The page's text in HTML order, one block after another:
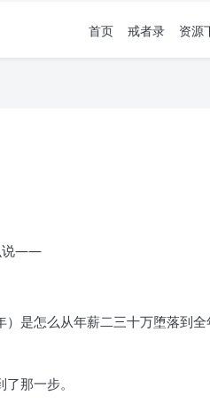
首页 戒者录 资源
说——
是怎么从年薪二三十万堕落到全
那一步。